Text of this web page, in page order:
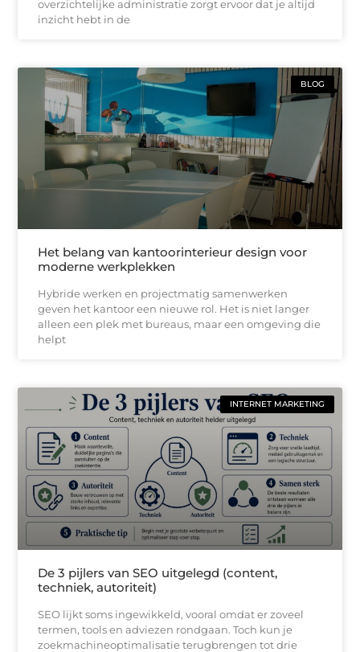
overzichtelijke administratie zorgt ervoor dat je altijd
inzicht hebt in de
BLOG
Het belang van kantoorinterieur design voor
moderne werkplekken
Hybride werken en projectmatig samenwerken
geven het kantoor een nieuwe rol. Het is niet langer
alleen een plek met bureaus, maar een omgeving die
helpt
INTERNET MARKETING
De 3 pijlers van SEO uitgelegd (content,
techniek, autoriteit)
SEO lijkt soms ingewikkeld, vooral omdat er zoveel
termen, tools en adviezen rondgaan. Toch kun je
zoekmachineoptimalisatie terugbrengen tot drie